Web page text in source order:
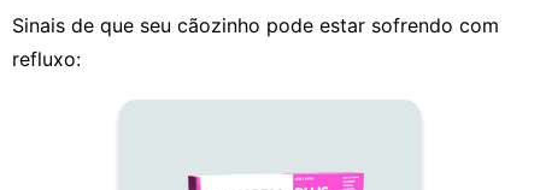
Sinais de que seu cãozinho pode estar sofrendo com
refluxo: